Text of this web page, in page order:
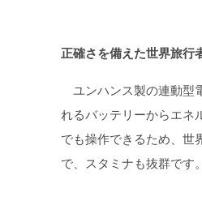
正確さを備えた世界旅行
ユンハンス製の連動型
れるバッテリーからエネ
でも操作できるため、世
で、スタミナも抜群です。